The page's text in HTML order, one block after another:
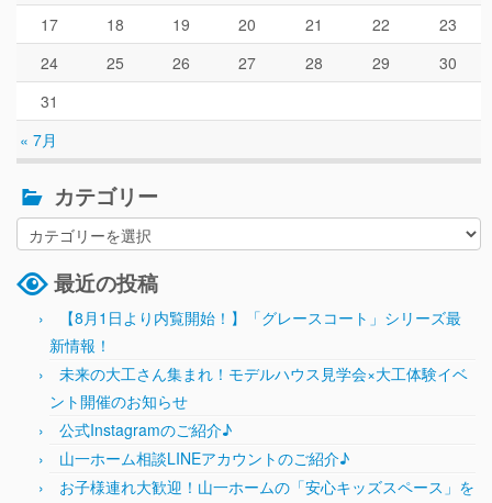
« 7月
17
18 19 20 21 22
23
24
25 26 27 28 29
30
31
カテゴリー
最近の投稿
【8月1日より内覧開始！】「グレースコート」シリーズ最
新情報！
未来の大工さん集まれ！モデルハウス見学会×大工体験イベ
ント開催のお知らせ
公式Instagramのご紹介♪
山一ホーム相談LINEアカウントのご紹介♪
お子様連れ大歓迎！山一ホームの「安心キッズスペース」を